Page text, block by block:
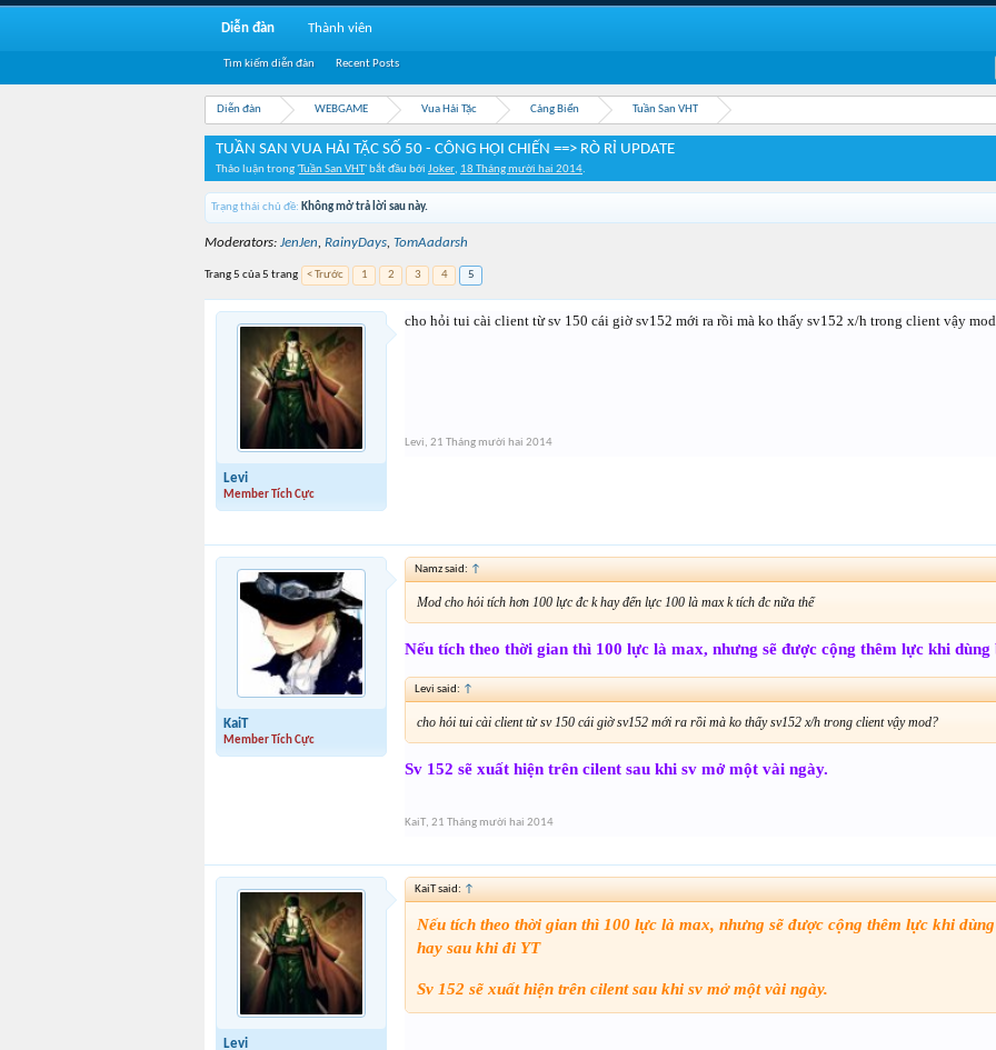
Diễn đàn WEBGAME Vua Hải Tặc Cảng Biển Tuần San VHT
TUẦN SAN VUA HẢI TẶC SỐ 50 - CÔNG HỘI CHIẾN ==> RÒ RỈ UPDATE
Thảo luận trong 'Tuần San VHT' bắt đầu bởi Joker, 18 Tháng mười hai 2014.
Trạng thái chủ đề: Không mở trả lời sau này.
Moderators: JenJen, RainyDays, TomAadarsh
Trang 5 của 5 trang < Trước 1 2 3 4 5
Levi
Member Tích Cực
cho hỏi tui cài client từ sv 150 cái giờ sv152 mới ra rồi mà ko thấy sv152 x/h trong client vậy
Levi, 21 Tháng mười hai 2014
KaiT
Member Tích Cực
Namz said: ↑
Mod cho hỏi tích hơn 100 lực đc k hay đến lực 100 là max k tích đc nữa thế
Nếu tích theo thời gian thì 100 lực là max, nhưng sẽ được cộng thêm lực khi
Levi said: ↑
cho hỏi tui cài client từ sv 150 cái giờ sv152 mới ra rồi mà ko thấy sv152 x/h trong client vậy mod?
Sv 152 sẽ xuất hiện trên cilent sau khi sv mở một vài ngày.
KaiT, 21 Tháng mười hai 2014
Levi
KaiT said: ↑
Nếu tích theo thời gian thì 100 lực là max, nhưng sẽ được cộng thêm lực khi
hay sau khi đi YT
Sv 152 sẽ xuất hiện trên cilent sau khi sv mở một vài ngày.
Diễn đàn
Tìm kiếm diễn đàn Recent Posts
Thành viên